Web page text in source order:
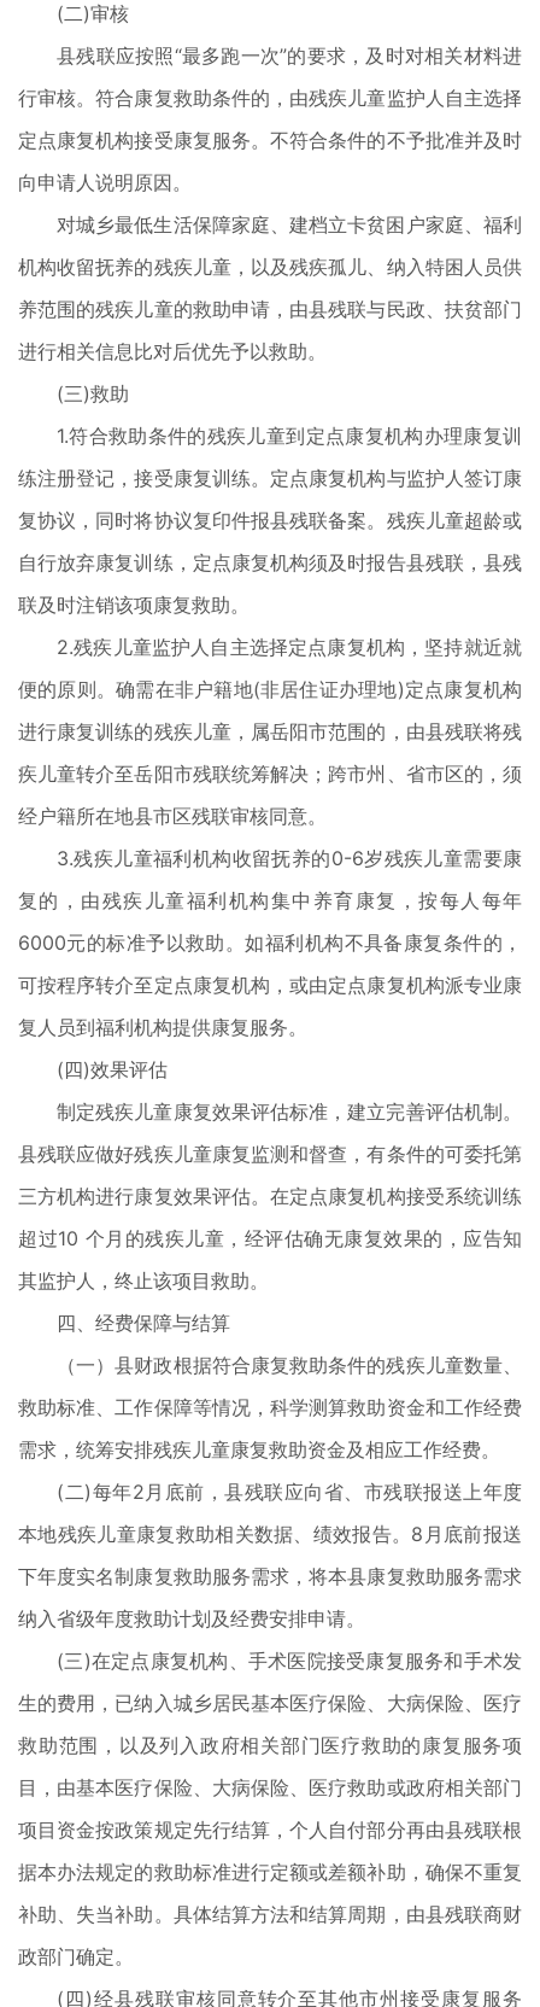
(二)审核
县残联应按照“最多跑一次”的要求，及时对相关材料进
行审核。符合康复救助条件的，由残疾儿童监护人自主选择
定点康复机构接受康复服务。不符合条件的不予批准并及时
向申请人说明原因。
对城乡最低生活保障家庭、建档立卡贫困户家庭、福利
机构收留抚养的残疾儿童，以及残疾孤儿、纳入特困人员供
养范围的残疾儿童的救助申请，由县残联与民政、扶贫部门
进行相关信息比对后优先予以救助。
(三)救助
1.符合救助条件的残疾儿童到定点康复机构办理康复训
练注册登记，接受康复训练。定点康复机构与监护人签订康
复协议，同时将协议复印件报县残联备案。残疾儿童超龄或
自行放弃康复训练，定点康复机构须及时报告县残联，县残
联及时注销该项康复救助。
2.残疾儿童监护人自主选择定点康复机构，坚持就近就
便的原则。确需在非户籍地(非居住证办理地)定点康复机构
进行康复训练的残疾儿童，属岳阳市范围的，由县残联将残
疾儿童转介至岳阳市残联统筹解决；跨市州、省市区的，须
经户籍所在地县市区残联审核同意。
3.残疾儿童福利机构收留抚养的0-6岁残疾儿童需要康
复的，由残疾儿童福利机构集中养育康复，按每人每年
6000元的标准予以救助。如福利机构不具备康复条件的，
可按程序转介至定点康复机构，或由定点康复机构派专业康
复人员到福利机构提供康复服务。
(四)效果评估
制定残疾儿童康复效果评估标准，建立完善评估机制。
县残联应做好残疾儿童康复监测和督查，有条件的可委托第
三方机构进行康复效果评估。在定点康复机构接受系统训练
超过10 个月的残疾儿童，经评估确无康复效果的，应告知
其监护人，终止该项目救助。
四、经费保障与结算
（一）县财政根据符合康复救助条件的残疾儿童数量、
救助标准、工作保障等情况，科学测算救助资金和工作经费
需求，统筹安排残疾儿童康复救助资金及相应工作经费。
(二)每年2月底前，县残联应向省、市残联报送上年度
本地残疾儿童康复救助相关数据、绩效报告。8月底前报送
下年度实名制康复救助服务需求，将本县康复救助服务需求
纳入省级年度救助计划及经费安排申请。
(三)在定点康复机构、手术医院接受康复服务和手术发
生的费用，已纳入城乡居民基本医疗保险、大病保险、医疗
救助范围，以及列入政府相关部门医疗救助的康复服务项
目，由基本医疗保险、大病保险、医疗救助或政府相关部门
项目资金按政策规定先行结算，个人自付部分再由县残联根
据本办法规定的救助标准进行定额或差额补助，确保不重复
补助、失当补助。具体结算方法和结算周期，由县残联商财
政部门确定。
(四)经县残联审核同意转介至其他市州接受康复服务